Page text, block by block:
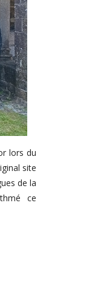
lors du
site
de la
ce